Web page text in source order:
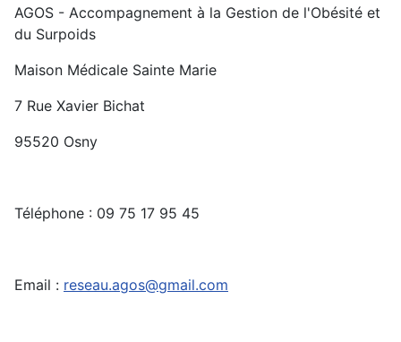
AGOS - Accompagnement à la Gestion de l'Obésité et
du Surpoids
Maison Médicale Sainte Marie
7 Rue Xavier Bichat
95520 Osny
Téléphone : 09 75 17 95 45
Email : reseau.agos@gmail.com